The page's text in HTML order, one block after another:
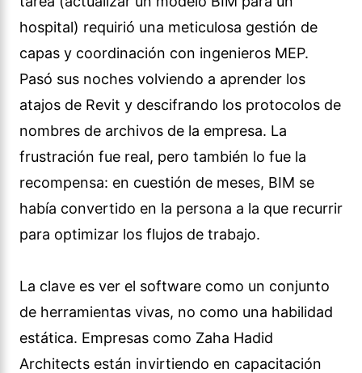
hospital) requirió una meticulosa gestión de
capas y coordinación con ingenieros MEP.
Pasó sus noches volviendo a aprender los
atajos de Revit y descifrando los protocolos de
nombres de archivos de la empresa. La
frustración fue real, pero también lo fue la
recompensa: en cuestión de meses, BIM se
había convertido en la persona a la que recurrir
para optimizar los flujos de trabajo.
La clave es ver el software como un conjunto
de herramientas vivas, no como una habilidad
estática. Empresas como Zaha Hadid
Architects están invirtiendo en capacitación